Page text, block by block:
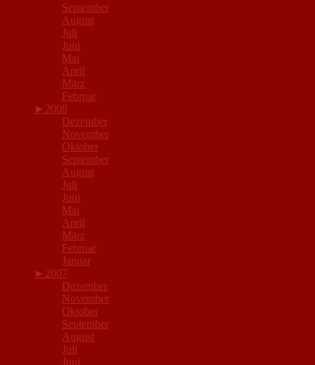
September
August
Juli
Juni
Mai
April
März
Februar
► 2008
Dezember
November
Oktober
September
August
Juli
Juni
Mai
April
März
Februar
Januar
► 2007
Dezember
November
Oktober
September
August
Juli
Juni